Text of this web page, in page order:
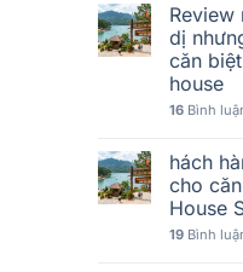
Review
dị
căn
house
16Bình
hách
cho
House
19Bình